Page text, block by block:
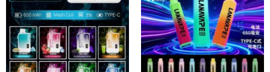
Add to
wishlist
Add to
wishlist